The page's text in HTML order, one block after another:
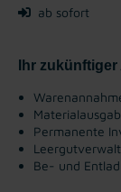
ab sofort
Ihr
Permanente
Be- und